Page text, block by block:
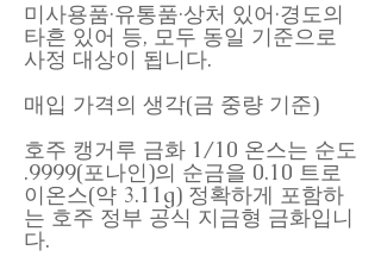
미사용품·유통품·상처 있어·경도의
타흔 있어 등, 모두 동일 기준으로
사정 대상이 됩니다.
매입 가격의 생각(금 중량 기준)
호주 캥거루 금화 1/10 온스는 순도
.9999(포나인)의 순금을 0.10 트로
이온스(약 3.11g) 정확하게 포함하
는 호주 정부 공식 지금형 금화입니
다.